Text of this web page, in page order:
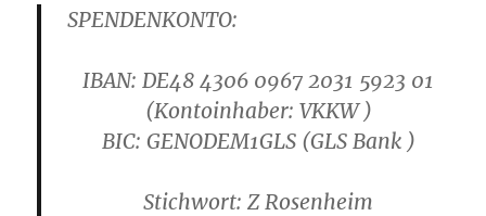
SPENDENKONTO:
IBAN: DE48 4306 0967 2031 5923 01
(Kontoinhaber: VKKW )
BIC: GENODEM1GLS(GLS Bank )
Stichwort: Z Rosenheim